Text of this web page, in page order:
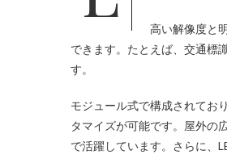
高い解像度と
できます。たとえば、交通標
す。
モジュール式で構成されてお
タマイズが可能です。屋外の
で活躍しています。さらに、